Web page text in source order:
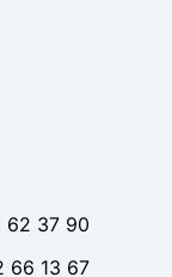
62 37 90
66 13 67